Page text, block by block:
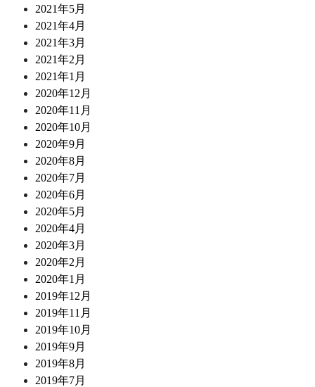
2021年5月
2021年4月
2021年3月
2021年2月
2021年1月
2020年12月
2020年11月
2020年10月
2020年9月
2020年8月
2020年7月
2020年6月
2020年5月
2020年4月
2020年3月
2020年2月
2020年1月
2019年12月
2019年11月
2019年10月
2019年9月
2019年8月
2019年7月